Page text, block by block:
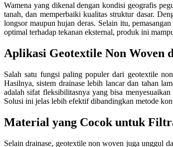
Wamena yang dikenal dengan kondisi geografis
tanah, dan memperbaiki kualitas struktur dasar.
longsor maupun hujan deras. Selain itu,
optimal terhadap tekanan eksternal, produk ini
Aplikasi Geotextile Non Woven
Salah satu fungsi paling populer dari geotextile
Hasilnya, sistem drainase lebih lancar dan tahan
adalah sifat fleksibilitasnya yang bisa
Solusi ini jelas lebih efektif dibandingkan metode
Material yang Cocok untuk
Selain drainase, geotextile non woven juga unggul